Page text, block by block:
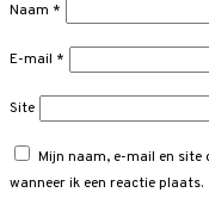
Naam *
E-mail *
Site
Mijn naam, e-mail en site
wanneer ik een reactie plaats.